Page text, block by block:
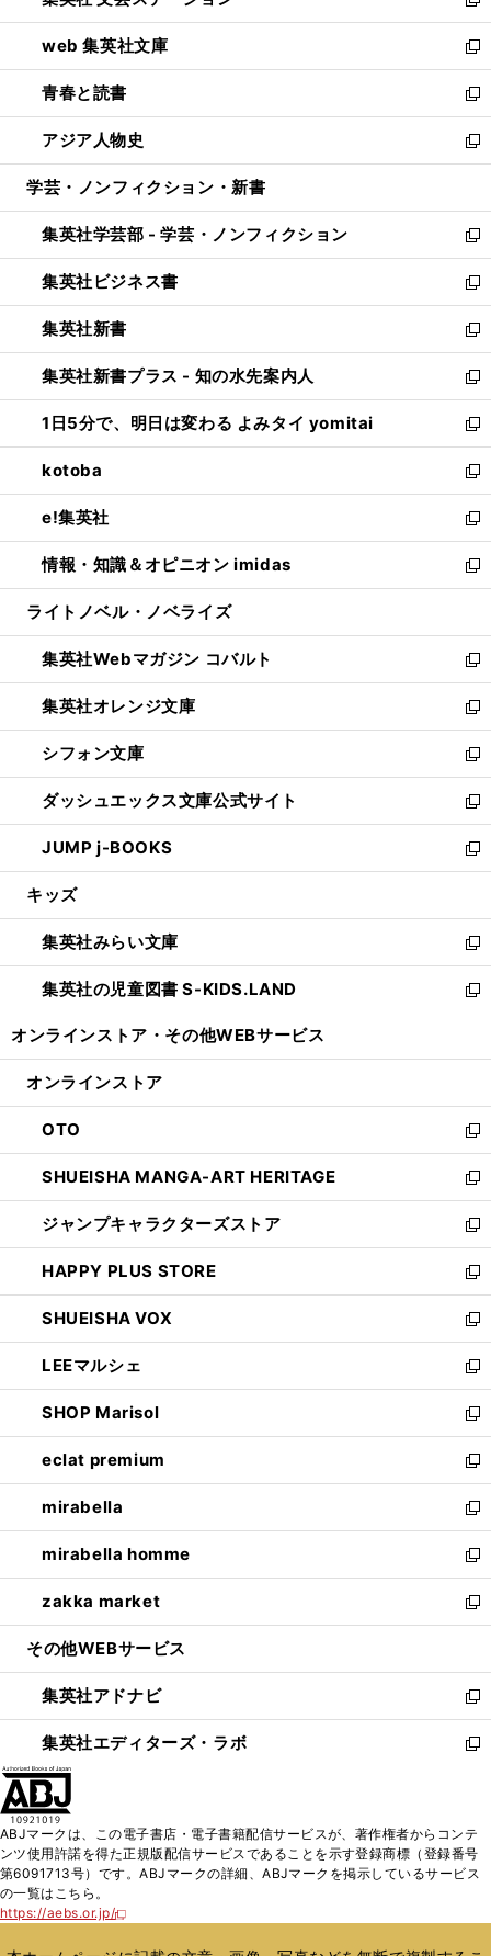
ン
ド
ウ
で
開
く
ウ
ィ
ン
ド
ウ
で
開
し
い
ウ
ィ
ン
ド
ウ
開
く
web 集英社文庫
新
し
い
ウ
ィ
ン
ウ
で
開
く
青春と読書
新
し
い
ウ
ン
ド
ウ
で
開
く
アジア人物史
新
し
ウ
ィ
ン
ド
ウ
で
開
く
学芸・ノンフィクション・新書
集英社学芸部 - 学芸・ノンフィクション
新
し
い
ウ
ィ
ン
ド
ウ
で
開
く
集英社ビジネス書
新
し
い
ウ
ィ
ン
ド
ウ
で
開
く
集英社新書
新
し
い
ウ
ィ
ン
ド
ウ
で
開
く
集英社新書プラス - 知の水先案内人
新
し
い
ウ
ィ
ン
ド
ウ
で
開
1日5分で、明日は変わる よみタイ yomitai
新
し
い
ウ
ィ
ン
ド
ウ
開
く
kotoba
新
し
い
ウ
ィ
ン
ウ
で
開
く
e!集英社
新
し
い
ウ
ン
ド
ウ
で
開
く
情報・知識＆オピニオン imidas
新
し
ウ
ィ
ン
ド
ウ
で
開
く
ライトノベル・ノベライズ
集英社Webマガジン コバルト
新
し
い
ウ
ィ
ン
ド
ウ
で
開
集英社オレンジ文庫
新
し
い
ウ
ィ
ン
ド
ウ
開
く
シフォン文庫
新
し
い
ウ
ィ
ン
ウ
で
開
く
ダッシュエックス文庫公式サイト
新
し
い
ウ
ン
ド
ウ
で
JUMP j-BOOKS
新
し
ウ
ィ
ン
ド
開
キッズ
集英社みらい文庫
新
し
い
ン
ウ
で
開
く
集英社の児童図書 S-KIDS.LAND
新
ウ
ン
ド
ウ
で
開
く
オンラインストア・ その他WEBサービス
オンラインストア
OTO
新
し
い
ウ
ィ
ン
ド
ウ
で
開
く
SHUEISHA MANGA-ART HERITAGE
新
し
い
ウ
ィ
ン
ド
ウ
で
開
く
ジャンプキャラクターズストア
新
し
い
ウ
ィ
ン
ド
ウ
で
開
く
HAPPY PLUS STORE
新
し
い
ウ
ィ
ン
ド
ウ
で
開
く
SHUEISHA VOX
新
し
い
ウ
ィ
ン
ド
ウ
で
開
く
LEEマルシェ
新
し
い
ウ
ィ
ン
ド
ウ
で
開
く
SHOP Marisol
新
し
い
ウ
ィ
ン
ド
ウ
で
開
eclat premium
新
し
い
ウ
ィ
ン
ド
ウ
開
く
mirabella
新
し
い
ウ
ィ
ン
ウ
で
開
く
mirabella homme
新
し
い
ウ
ン
ド
ウ
で
zakka market
新
し
ウ
ィ
ン
ド
く
その他WEBサービス
集英社アドナビ
新
し
い
ド
ウ
で
集英社エディターズ・ラボ
新
ィ
ン
ABJマークは、この電子書店・電子書籍配信サービスが、著作権者からコンテ
ンツ使用許諾を得た正規版配信サービスであることを示す登録商標（登録番号
第6091713号）です。ABJマークの詳細、ABJマークを掲示しているサービス
の一覧はこちら。
https://aebs.or.jp/
新
い